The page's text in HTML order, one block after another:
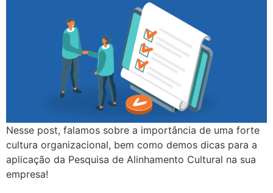
Nesse post, falamos sobre a importância de uma forte
cultura organizacional, bem como demos dicas para a
aplicação da Pesquisa de Alinhamento Cultural na sua
empresa!